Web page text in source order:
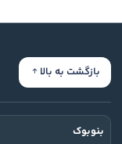
بازگشت به بالا
بنوبوک